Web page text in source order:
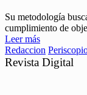
Su metodología
cumplimiento de
Leer más
Redaccion
Revista Digital